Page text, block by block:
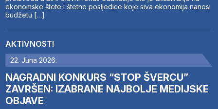
ekonomske štete i štetne posljedice koje siva ekonomija nanosi
budžetu […]
AKTIVNOSTI
22. Juna 2026.
NAGRADNI KONKURS “STOP ŠVERCU”
ZAVRŠEN: IZABRANE NAJBOLJE MEDIJSKE
OBJAVE